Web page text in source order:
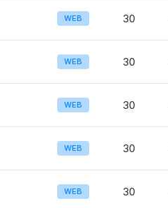
WEB 30
WEB 30
WEB 30
WEB 30
WEB 30